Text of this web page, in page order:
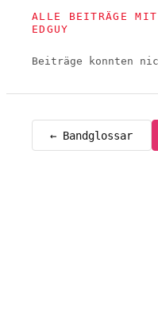
ALLE BEITRÄGE
EDGUY
Beiträge konnten
← Bandglossar